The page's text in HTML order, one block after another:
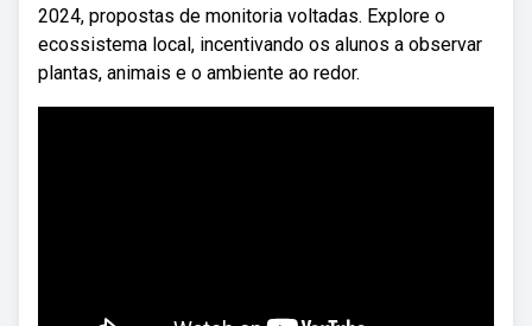
2024, propostas de monitoria voltadas. Explore o
ecossistema local, incentivando os alunos a observar
plantas, animais e o ambiente ao redor.